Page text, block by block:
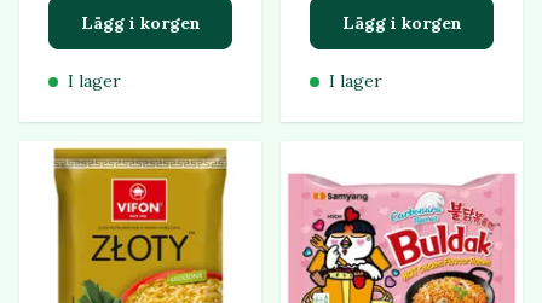
Lägg i korgen
I lager
Lägg i korgen
I lager